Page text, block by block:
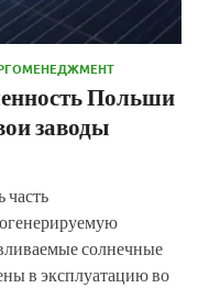
Польши
заводы
часть
солнечные
в эксплуатацию во